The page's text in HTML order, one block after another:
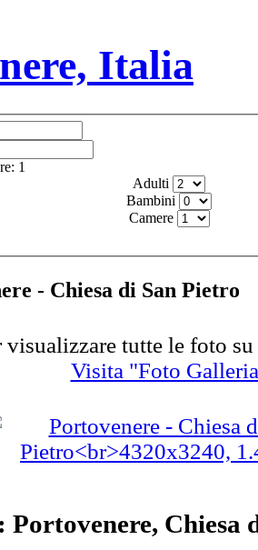
Italia
1
Adulti
Bambini
Camere
- Chiesa di San Pietro
visualizzare tutte le foto
Visita "Foto
Portovenere, Chiesa